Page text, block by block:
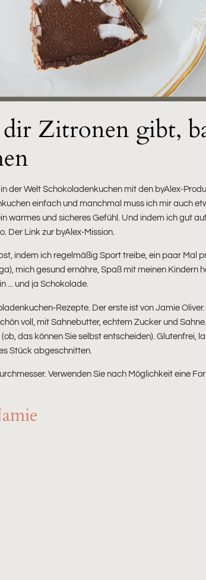
Zitronen gibt,
der Welt Schokoladenkuchen mit den byAlex-
einfach und manchmal muss ich mir auch
warmes und sicheres Gefühl. Und indem ich gut
Der Link zur byAlex-Mission.
indem ich regelmäßig Sport treibe, ein paar Mal
mich gesund ernähre, Spaß mit meinen Kindern
... und ja Schokolade.
Rezepte. Der erste ist von Jamie
voll, mit Sahnebutter, echtem Zucker und
das können Sie selbst entscheiden). Glutenfrei,
Stück abgeschnitten.
Verwenden Sie nach Möglichkeit eine